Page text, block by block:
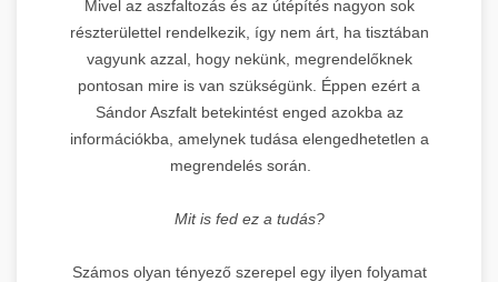
Mivel az aszfaltozás és az útépítés nagyon sok
részterülettel rendelkezik, így nem árt, ha tisztában
vagyunk azzal, hogy nekünk, megrendelőknek
pontosan mire is van szükségünk. Éppen ezért a
Sándor Aszfalt betekintést enged azokba az
információkba, amelynek tudása elengedhetetlen a
megrendelés során.
Mit is fed ez a tudás?
Számos olyan tényező szerepel egy ilyen folyamat